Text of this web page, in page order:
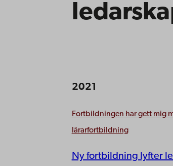
2021
Fortbildningen har gett mig
lärarfortbildning
Ny fortbildning lyfter